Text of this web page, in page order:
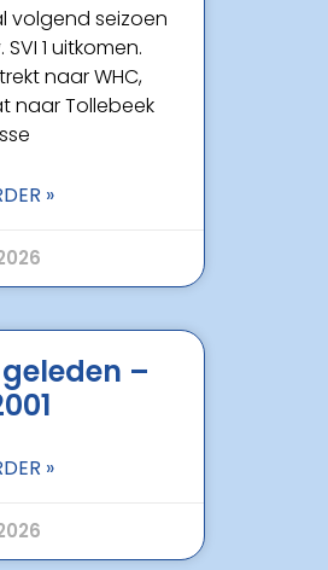
volgend seizoen
1 uitkomen.
naar WHC,
naar Tollebeek
»
–
»